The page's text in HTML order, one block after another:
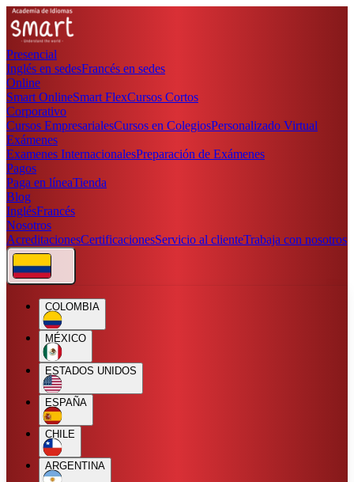
Presencial
Inglés en sedesFrancés en sedes
Online
Smart OnlineSmart FlexCursos Cortos
Corporativo
Cursos EmpresarialesCursos en ColegiosPersonalizado Virtual
Exámenes
Examenes InternacionalesPreparación de Exámenes
Pagos
Paga en líneaTienda
Blog
InglésFrancés
Nosotros
AcreditacionesCertificacionesServicio al clienteTrabaja con nosotros
COLOMBIA
MÉXICO
ESTADOS UNIDOS
ESPAÑA
CHILE
ARGENTINA